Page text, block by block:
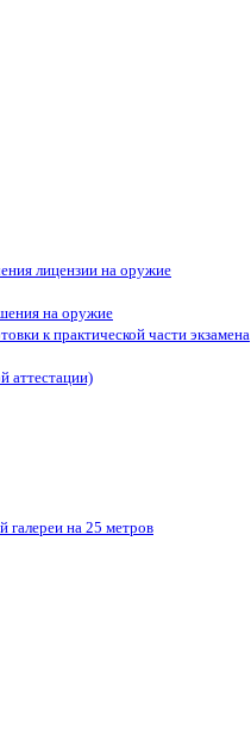
лицензии на оружие
на оружие
к практической части экзамена
аттестации)
галереи на 25 метров